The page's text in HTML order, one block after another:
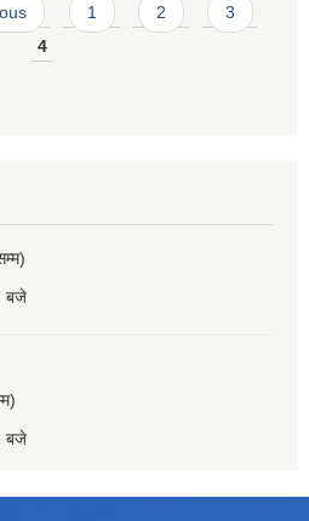
1 2
3
4
बजे
बजे